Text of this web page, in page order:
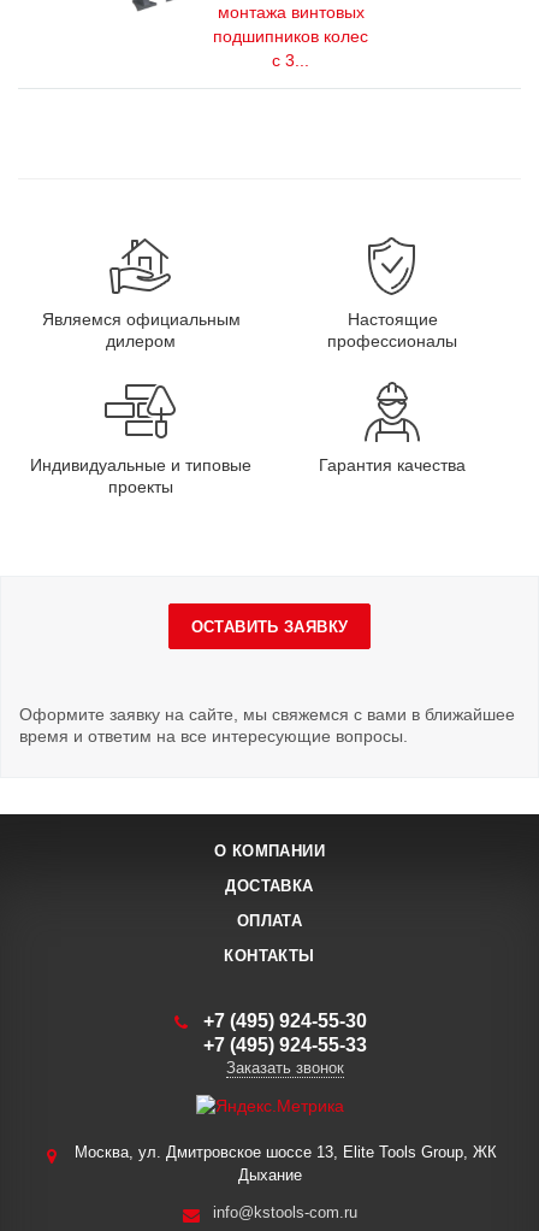
монтажа винтовых
подшипников колес
с 3...
Являемся официальным
дилером
Настоящие
профессионалы
Индивидуальные и типовые
проекты
Гарантия качества
ОСТАВИТЬ ЗАЯВКУ
Оформите заявку на сайте, мы свяжемся с вами в ближайшее
время и ответим на все интересующие вопросы.
О КОМПАНИИ
ДОСТАВКА
ОПЛАТА
КОНТАКТЫ
+7 (495) 924-55-30
+7 (495) 924-55-33
Заказать звонок
Москва, ул. Дмитровское шоссе 13, Elite Tools Group, ЖК
Дыхание
info@kstools-com.ru